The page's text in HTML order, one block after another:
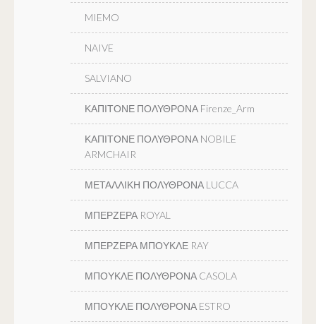
MIEMO
NAIVE
SALVIANO
ΚΑΠΙΤΟΝΕ ΠΟΛΥΘΡΟΝΑ Firenze_Arm
ΚΑΠΙΤΟΝΕ ΠΟΛΥΘΡΟΝΑ NOBILE
ARMCHAIR
ΜΕΤΑΛΛΙΚΗ ΠΟΛΥΘΡΟΝΑ LUCCA
ΜΠΕΡΖΕΡΑ ROYAL
ΜΠΕΡΖΕΡΑ ΜΠΟΥΚΛΕ RAY
ΜΠΟΥΚΛΕ ΠΟΛΥΘΡΟΝΑ CASOLA
ΜΠΟΥΚΛΕ ΠΟΛΥΘΡΟΝΑ ESTRO